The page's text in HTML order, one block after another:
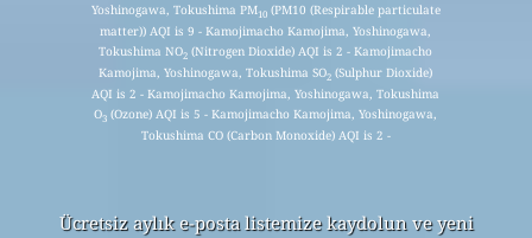
Yoshinogawa, Tokushima PM10(PM10 (Respirable particulate
matter)) AQI is 9 - Kamojimacho Kamojima, Yoshinogawa,
Tokushima NO2 (Nitrogen Dioxide) AQI is 2 - Kamojimacho
Kamojima, Yoshinogawa, Tokushima SO2 (Sulphur Dioxide)
AQI is 2 - Kamojimacho Kamojima, Yoshinogawa, Tokushima
O3 (Ozone) AQI is 5 - Kamojimacho Kamojima, Yoshinogawa,
Tokushima CO (Carbon Monoxide) AQI is 2 -
Ücretsiz aylık e-posta listemize kaydolun ve yeni